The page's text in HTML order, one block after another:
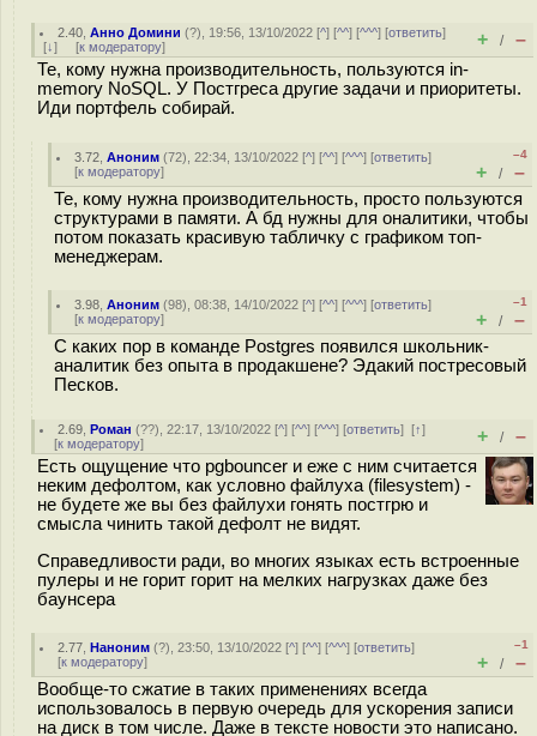
2.40 ,Анно Домини (?), 19:56, 13/10/2022 [^] [^^] [^^^] [ответить]
[↓] [к модератору] + / –
Те, кому нужна производительность, пользуются in-
memory NoSQL. У Постгреса другие задачи и приоритеты.
Иди портфель собирай.
3.72 ,Аноним (72), 22:34, 13/10/2022 [^] [^^] [^^^] [ответить]
[к модератору]
–4
+ / –
Те, кому нужна производительность, просто пользуются
структурами в памяти. А бд нужны для оналитики, чтобы
потом показать красивую табличку с графиком топ-
менеджерам.
3.98 ,Аноним (98), 08:38, 14/10/2022 [^] [^^] [^^^] [ответить]
[к модератору]
–1
+ / –
С каких пор в команде Postgres появился школьник-
аналитик без опыта в продакшене? Эдакий постресовый
Песков.
2.69 ,Роман (??), 22:17, 13/10/2022 [^] [^^] [^^^] [ответить][↑]
[к модератору] + / –
Есть ощущение что pgbouncer и еже с ним считается
неким дефолтом, как условно файлуха (filesystem) -
не будете же вы без файлухи гонять постгрю и
смысла чинить такой дефолт не видят.
Справедливости ради, во многих языках есть встроенные
пулеры и не горит горит на мелких нагрузках даже без
баунсера
2.77 ,Наноним (?), 23:50, 13/10/2022 [^] [^^] [^^^] [ответить]
[к модератору]
–1
+ / –
Вообще-то сжатие в таких применениях всегда
использовалось в первую очередь для ускорения записи
на диск в том числе. Даже в тексте новости это написано.